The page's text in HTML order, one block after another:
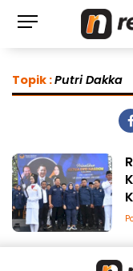
Topik :Putri Dakka